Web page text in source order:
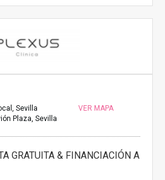
Sevilla
Plaza, Sevilla
VER MAPA
GRATUITA & FINANCIACIÓN A